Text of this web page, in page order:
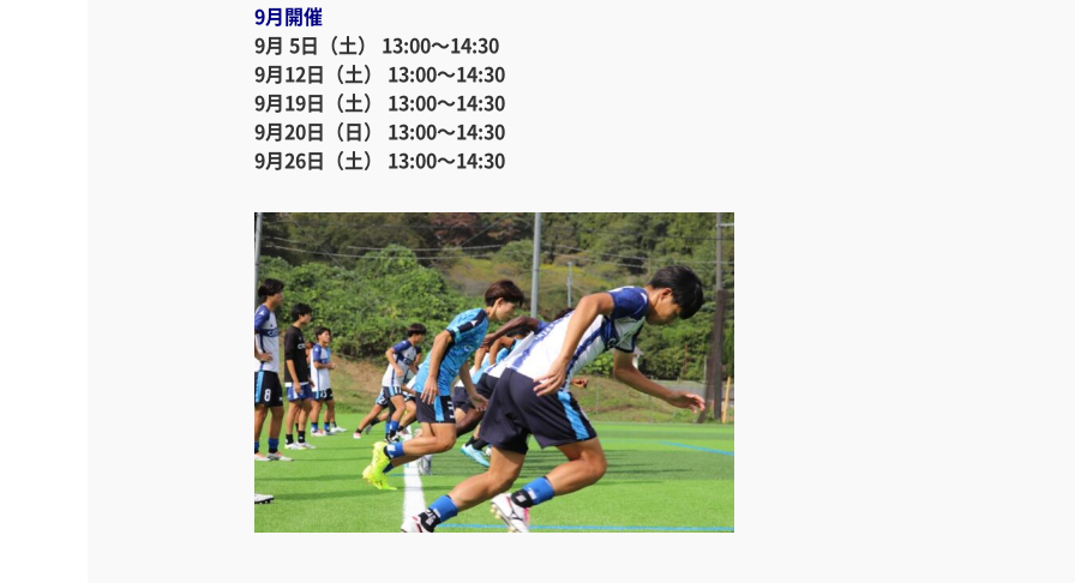
9月開催
9月 5日（土） 13:00～14:30
9月12日（土） 13:00～14:30
9月19日（土） 13:00～14:30
9月20日（日） 13:00～14:30
9月26日（土） 13:00～14:30